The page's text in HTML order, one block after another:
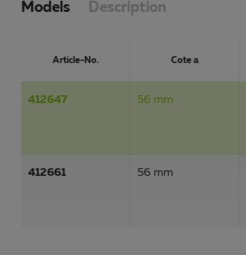
Models Description
Article-No. Cote a
412647 56 mm
412661 56 mm